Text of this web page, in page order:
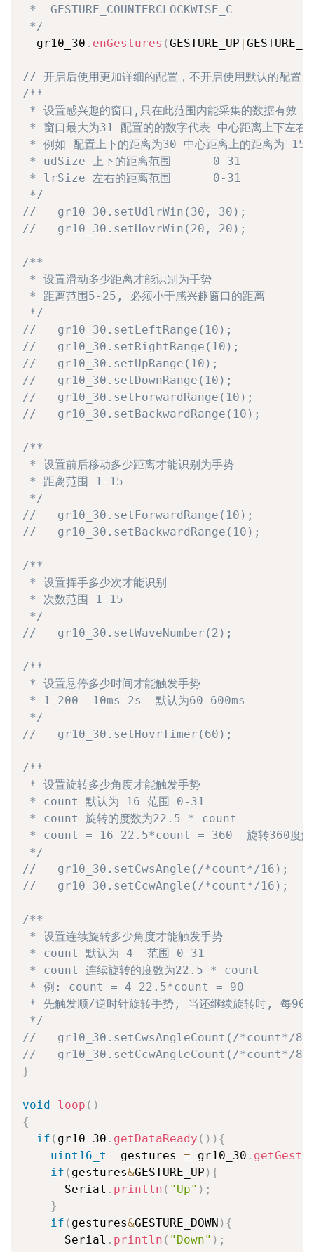
*  GESTURE_COUNTERCLOCKWISE_C
*/
  gr10_30
. enGestures (GESTURE_UP |
// 开启后使用更加详细的配置，不开启使用默认的配置
/**
* 设置感兴趣的窗口,只在此范围内能采集的数据有效
* 窗口最大为31 配置的的数字代表 中心距离上下左右
* 例如 配置上下的距离为30 中心距离上的距离为 15
* udSize 上下的距离范围      0-31
* lrSize 左右的距离范围      0-31
*/
//   gr10_30.setUdlrWin(30, 30);
//   gr10_30.setHovrWin(20, 20);
/**
* 设置滑动多少距离才能识别为手势
* 距离范围5-25, 必须小于感兴趣窗口的距离
*/
//   gr10_30.setLeftRange(10);
//   gr10_30.setRightRange(10);
//   gr10_30.setUpRange(10);
//   gr10_30.setDownRange(10);
//   gr10_30.setForwardRange(10);
//   gr10_30.setBackwardRange(10);
/**
* 设置前后移动多少距离才能识别为手势
* 距离范围 1-15
*/
//   gr10_30.setForwardRange(10);
//   gr10_30.setBackwardRange(10);
/**
* 设置挥手多少次才能识别
* 次数范围 1-15
*/
//   gr10_30.setWaveNumber(2);
/**
* 设置悬停多少时间才能触发手势
* 1-200  10ms-2s  默认为60 600ms
*/
//   gr10_30.setHovrTimer(60);
/**
* 设置旋转多少角度才能触发手势
* count 默认为 16 范围 0-31
* count 旋转的度数为22.5 * count
* count = 16 22.5*count = 360  旋转360度触
*/
//   gr10_30.setCwsAngle(/*count*/16);
//   gr10_30.setCcwAngle(/*count*/16);
/**
* 设置连续旋转多少角度才能触发手势
* count 默认为 4  范围 0-31
* count 连续旋转的度数为22.5 * count
* 例: count = 4 22.5*count = 90
* 先触发顺/逆时针旋转手势, 当还继续旋转时, 每90度
*/
//   gr10_30.setCwsAngleCount(/*count*/
//   gr10_30.setCcwAngleCount(/*count*/
}
void loop ( )
{
if ( gr10_30 . getDataReady ( ) ) {
uint16_t
  gestures
= gr10_30 .
if ( gestures&GESTURE_UP ) {
      Serial
. println ( "Up" ) ;
}
if ( gestures&GESTURE_DOWN ) {
      Serial
. println ( "Down" ) ;